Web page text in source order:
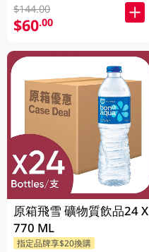
$144.00
$60.00
原箱飛雪 礦物質飲品24 X
770 ML
指定品牌享$20換購